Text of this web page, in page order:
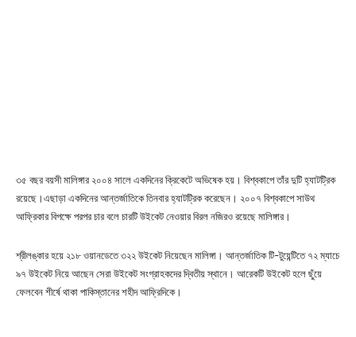
৩৫ বছর বয়সী মালিঙ্গার ২০০৪ সালে একদিনের ক্রিকেটে অভিষেক হয়। বিশ্বকাপে তাঁর দুটি হ্যাটট্রিক
রয়েছে।এছাড়া একদিনের আন্তর্জাতিকে তিনবার হ্যাটট্রিক করেছেন। ২০০৭ বিশ্বকাপে সাউথ
আফ্রিকার বিপক্ষে পরপর চার বলে চারটি উইকেট নেওয়ার বিরল নজিরও রয়েছে মালিঙ্গার।
শ্রীলঙ্কার হয়ে ২১৮ ওয়ানডেতে ৩২২ উইকেট নিয়েছেন মালিঙ্গা। আন্তর্জাতিক টি-টুয়েন্টিতে ৭২ ম্যাচে
৯৭ উইকেট নিয়ে আছেন সেরা উইকেট সংগ্রাহকদের দ্বিতীয় স্থানে। আরেকটি উইকেট হলে ছুঁয়ে
ফেলবেন শীর্ষে থাকা পাকিস্তানের শহীদ আফ্রিদিকে।